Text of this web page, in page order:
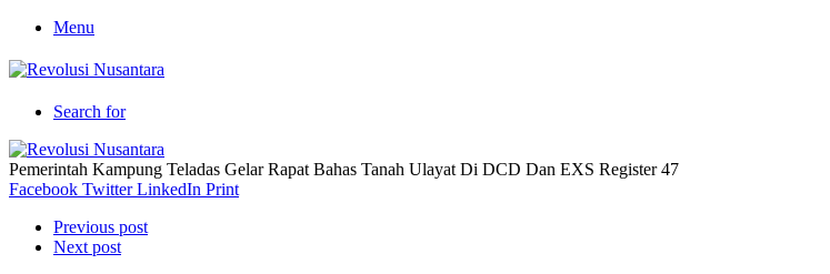
Menu
Search for
Pemerintah Kampung Teladas Gelar Rapat Bahas Tanah Ulayat Di DCD Dan EXS Register 47
Facebook Twitter LinkedIn Print
Previous post
Next post